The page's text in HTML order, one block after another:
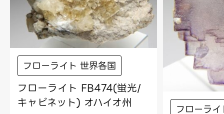
フローライト 世界各国
フローライト FB474(蛍光/
キャビネット) オハイオ州
フローラ